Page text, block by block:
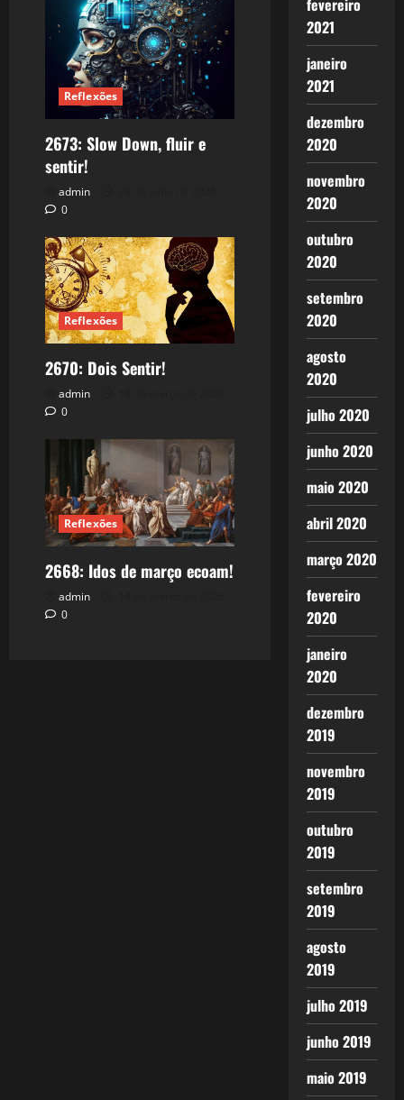
Reflexões
2673: Slow Down, fluir e
sentir!
admin
0
Reflexões
2670: Dois Sentir!
admin
0
Reflexões
2668: Idos de março ecoam!
admin
0
fevereiro
2021
janeiro
2021
dezembro
2020
novembro
2020
outubro
2020
setembro
2020
agosto
2020
julho 2020
junho 2020
maio 2020
abril 2020
março 2020
fevereiro
2020
janeiro
2020
dezembro
2019
novembro
2019
outubro
2019
setembro
2019
agosto
2019
julho 2019
junho 2019
maio 2019